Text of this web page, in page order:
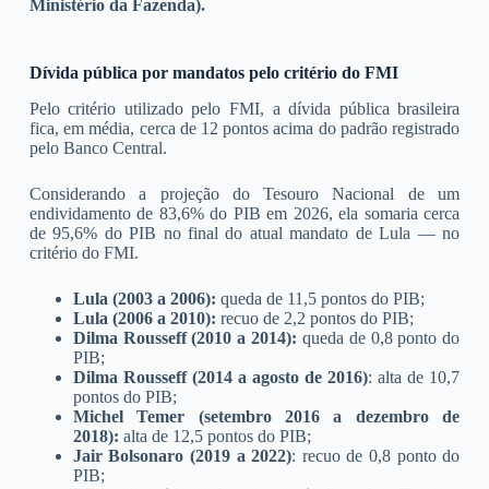
Ministério da Fazenda).
Dívida pública por mandatos pelo critério do FMI
Pelo critério utilizado pelo FMI, a dívida pública brasileira
fica, em média, cerca de 12 pontos acima do padrão registrado
pelo Banco Central.
Considerando a projeção do Tesouro Nacional de um
endividamento de 83,6% do PIB em 2026, ela somaria cerca
de 95,6% do PIB no final do atual mandato de Lula — no
critério do FMI.
Lula (2003 a 2006): queda de 11,5 pontos do PIB;
Lula (2006 a 2010): recuo de 2,2 pontos do PIB;
Dilma Rousseff (2010 a 2014): queda de 0,8 ponto do
PIB;
Dilma Rousseff (2014 a agosto de 2016): alta de 10,7
pontos do PIB;
Michel Temer (setembro 2016 a dezembro de
2018): alta de 12,5 pontos do PIB;
Jair Bolsonaro (2019 a 2022): recuo de 0,8 ponto do
PIB;